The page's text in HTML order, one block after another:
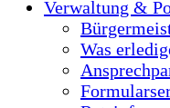
Verwaltung &
Was